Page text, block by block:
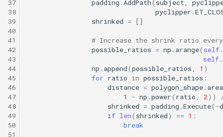
37
38
39
40
41
42
43
44
45
46
47
48
49
50
51
padding .AddPath( subject,
pyclipper .
shrinked = []
# Increase the shrink ratio
possible_ratios = np . arange( self.
self.
np . append(possible_ratios, 1 )
for ratio in possible_ratios :
distance = polygon_shape. area
1
- np .power( ratio, 2))
shrinked = padding .Execute( -
if len( shrinked) == 1 :
break